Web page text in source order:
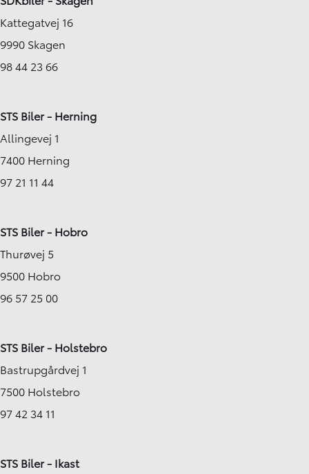
Kattegatvej 16
9990 Skagen
98 44 23 66
STS Biler - Herning
Allingevej 1
7400 Herning
97 21 11 44
STS Biler - Hobro
Thurøvej 5
9500 Hobro
96 57 25 00
STS Biler - Holstebro
Bastrupgårdvej 1
7500 Holstebro
97 42 34 11
STS Biler - Ikast